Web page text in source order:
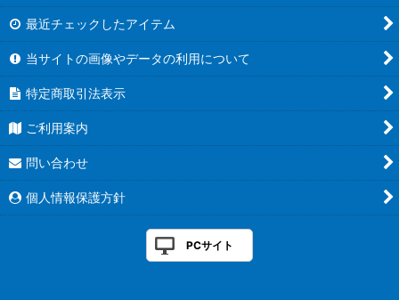
最近チェックしたアイテム
当サイトの画像やデータの利用について
特定商取引法表示
ご利用案内
問い合わせ
個人情報保護方針
PCサイト